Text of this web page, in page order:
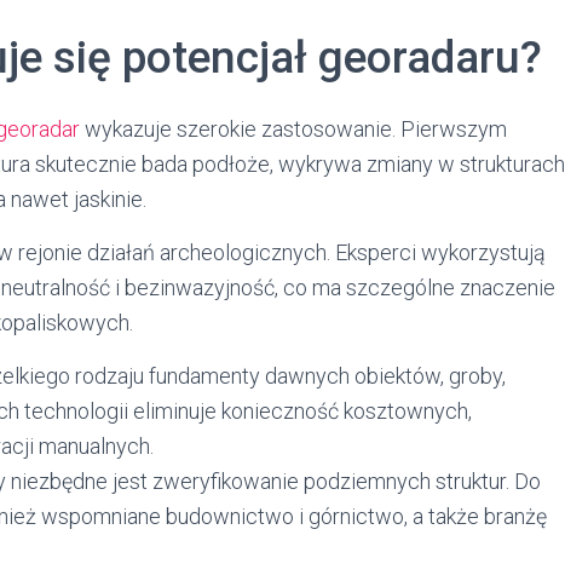
się potencjał georadaru?
wykazuje szerokie zastosowanie. Pierwszym
skutecznie bada podłoże, wykrywa zmiany w strukturach
nawet jaskinie.
rejonie działań archeologicznych. Eksperci wykorzystują
i bezinwazyjność, co ma szczególne znaczenie
rodzaju fundamenty dawnych obiektów, groby,
technologii eliminuje konieczność kosztownych,
manualnych.
niezbędne jest zweryfikowanie podziemnych struktur. Do
wspomniane budownictwo i górnictwo, a także branżę